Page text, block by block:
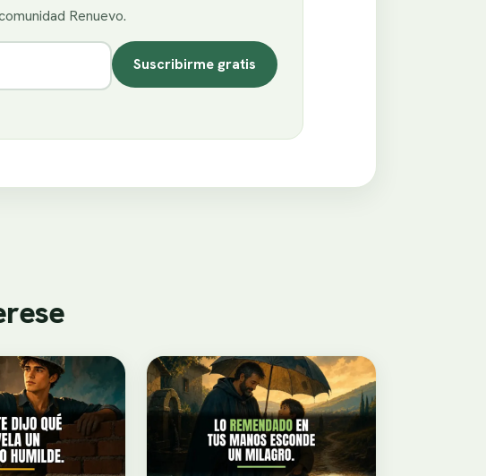
Renuevo.
Suscribirme gratis